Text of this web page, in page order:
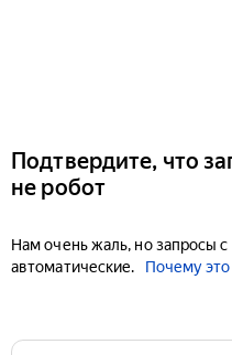
Подтвердите, что
не робот
Нам очень жаль, но запросы
автоматические.
Почему